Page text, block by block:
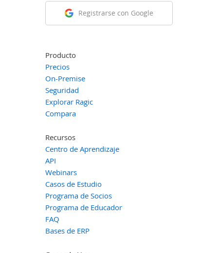
Registrarse con Google
Producto
Precios
On-Premise
Seguridad
Explorar Ragic
Compara
Recursos
Centro de Aprendizaje
API
Webinars
Casos de Estudio
Programa de Socios
Programa de Educador
FAQ
Bases de ERP